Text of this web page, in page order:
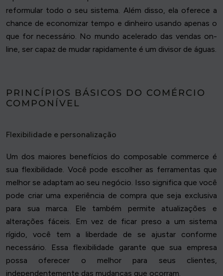
reformular todo o seu sistema. Além disso, ela oferece a
chance de economizar tempo e dinheiro usando apenas o
que for necessário. No mundo acelerado das vendas on-
line, ser capaz de mudar rapidamente é um divisor de águas.
PRINCÍPIOS BÁSICOS DO COMÉRCIO
COMPONÍVEL
Flexibilidade e personalização
Um dos maiores benefícios do composable commerce é
sua flexibilidade. Você pode escolher as ferramentas que
melhor se adaptam ao seu negócio. Isso significa que você
pode criar uma experiência de compra que seja exclusiva
para sua marca. Ele também permite atualizações e
alterações fáceis. Em vez de ficar preso a um sistema
rígido, você tem a liberdade de se ajustar conforme
necessário. Essa flexibilidade garante que sua empresa
possa oferecer o melhor para seus clientes,
independentemente das mudanças que ocorram.